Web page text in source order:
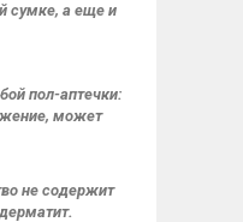
сумке, а еще и
пол-аптечки:
может
не содержит